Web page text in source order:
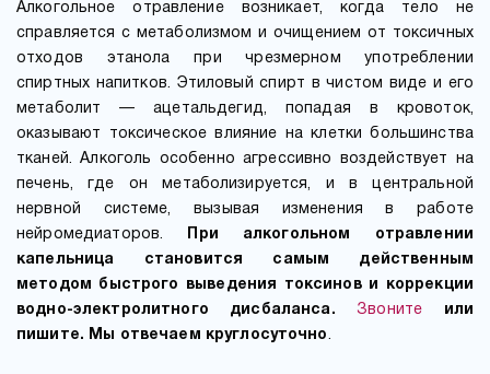
Алкогольное отравление возникает, когда тело не
справляется с метаболизмом и очищением от токсичных
отходов этанола при чрезмерном употреблении
спиртных напитков. Этиловый спирт в чистом виде и его
метаболит — ацетальдегид, попадая в кровоток,
оказывают токсическое влияние на клетки большинства
тканей. Алкоголь особенно агрессивно воздействует на
печень, где он метаболизируется, и в центральной
нервной системе, вызывая изменения в работе
нейромедиаторов.
При алкогольном отравлении
капельница становится самым действенным
методом быстрого выведения токсинов и коррекции
водно-электролитного дисбаланса. Звоните
или
пишите. Мы отвечаем круглосуточно.